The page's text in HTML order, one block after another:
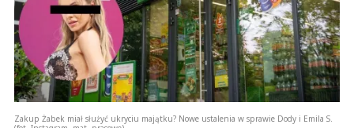
Zakup Żabek miał służyć ukryciu majątku? Nowe ustalenia w sprawie Dody i Emila S.